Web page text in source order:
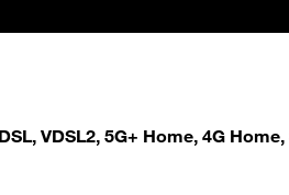
VDSL2, 5G+ Home, 4G